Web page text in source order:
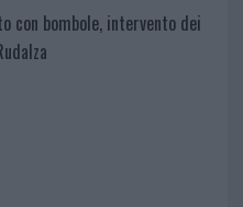
con bombole, intervento dei